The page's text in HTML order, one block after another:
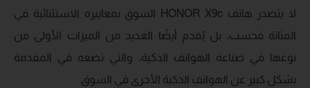
لا يتصدر هاتف HONOR X9c السوق بمعاييره الاستثنائية في
المتانة فحسب، بل يُقدم أيضًا العديد من الميزات الأولى من
نوعها في صناعة الهواتف الذكية، والتي تضعه في المقدمة
بشكل كبير عن الهواتف الذكية الأخرى في السوق.